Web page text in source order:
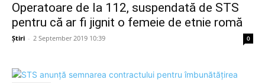
Operatoare de la 112, suspendată de STS
pentru că ar fi jignit o femeie de etnie romă
Știri - 2 September 2019 10:39 0